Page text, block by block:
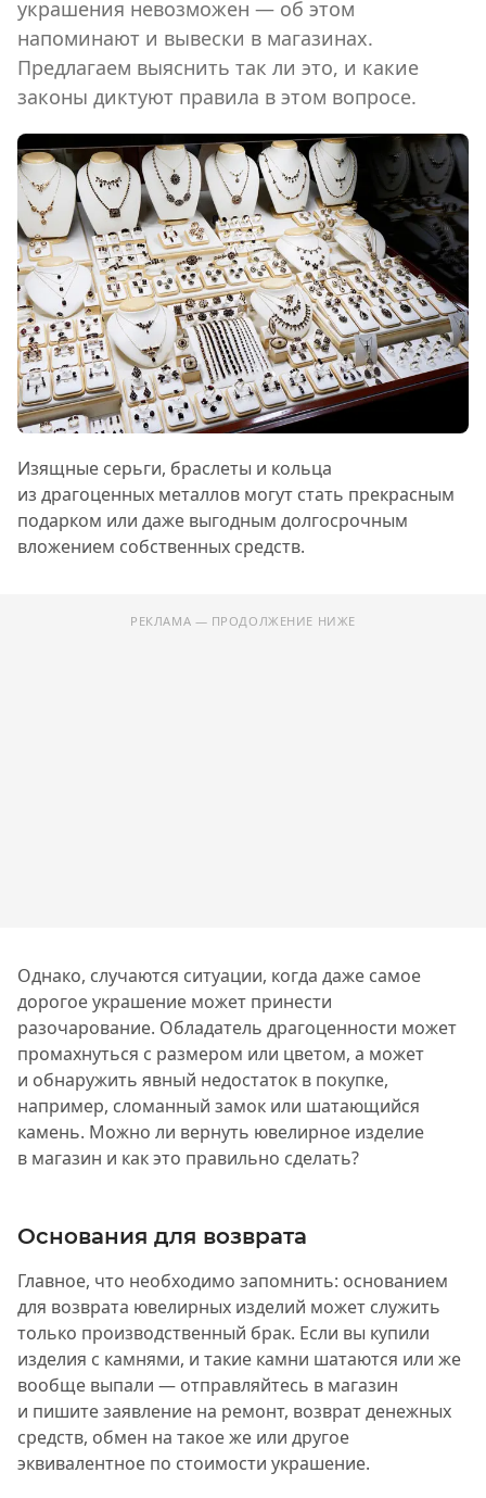
украшения невозможен — об этом
напоминают и вывески в магазинах.
Предлагаем выяснить так ли это, и какие
законы диктуют правила в этом вопросе.
Изящные серьги, браслеты и кольца
из драгоценных металлов могут стать прекрасным
подарком или даже выгодным долгосрочным
вложением собственных средств.
РЕКЛАМА — ПРОДОЛЖЕНИЕ НИЖЕ
Однако, случаются ситуации, когда даже самое
дорогое украшение может принести
разочарование. Обладатель драгоценности может
промахнуться с размером или цветом, а может
и обнаружить явный недостаток в покупке,
например, сломанный замок или шатающийся
камень. Можно ли вернуть ювелирное изделие
в магазин и как это правильно сделать?
Основания для возврата
Главное, что необходимо запомнить: основанием
для возврата ювелирных изделий может служить
только производственный брак. Если вы купили
изделия с камнями, и такие камни шатаются или же
вообще выпали — отправляйтесь в магазин
и пишите заявление на ремонт, возврат денежных
средств, обмен на такое же или другое
эквивалентное по стоимости украшение.